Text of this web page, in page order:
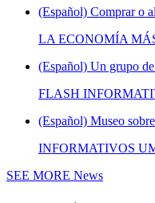
(Español) Comprar o
LA ECONOMÍA
(Español) Un grupo
FLASH
(Español) Museo
INFORMATIVOS
SEE MORE News